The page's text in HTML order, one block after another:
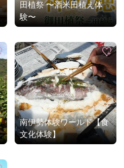
田植祭 〜酒米田植え体
験〜
南伊勢体験ワールド【食
文化体験】